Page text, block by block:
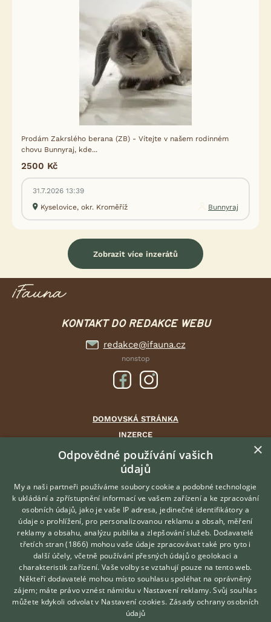
Prodám Zakrslého berana (ZB) - Vítejte v našem rodinném
chovu Bunnyraj, kde...
2500 Kč
31.7.2026 13:39
Kyselovice, okr. Kroměříž
Bunnyraj
Zobrazit více inzerátů
KONTAKT DO REDAKCE WEBU
redakce@ifauna.cz
nonstop
DOMOVSKÁ STRÁNKA
INZERCE
DISKUSE
ČLÁNKY
CHOVATELSKÉ STANICE
ATLAS
O nás
Kontakt
Možnosti zvýraznění inzerátů
Podmínky užití
Zpracování osobních údajů
Hledáte zvířecího kamaráda?
Zdarma vám poradí
VETERINÁŘ ONLINE
KONZULTOVAT S
VETERINÁŘEM
×
Odpovědné používání vašich
údajů
My a naši partneři používáme soubory cookie a podobné technologie
k ukládání a zpřístupnění informací ve vašem zařízení a ke zpracování
osobních údajů, jako je vaše IP adresa, jedinečné identifikátory a
údaje o prohlížení, pro personalizovanou reklamu a obsah, měření
reklamy a obsahu, analýzu publika a zlepšování služeb. Dodavatelé
třetích stran (1866) mohou vaše údaje zpracovávat také pro tyto i
další účely, včetně používání přesných údajů o geolokaci a
charakteristik zařízení. Vaše volby se vztahují pouze na tento web.
Někteří dodavatelé mohou místo souhlasu spoléhat na oprávněný
zájem; máte právo vznést námitku v Nastavení reklamy. Svůj souhlas
můžete kdykoli odvolat v Nastavení cookies. Zásady ochrany osobních
údajů